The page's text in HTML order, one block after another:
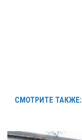
СМОТРИТЕ ТАКЖЕ: